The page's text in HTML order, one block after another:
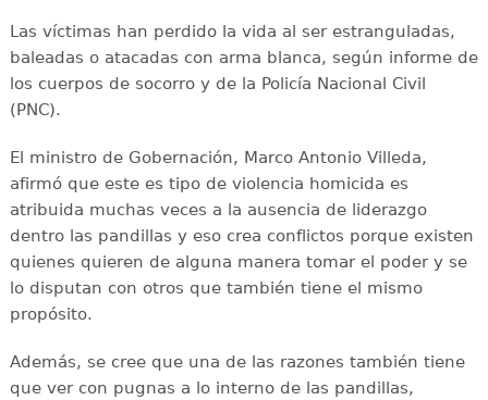
Las víctimas han perdido la vida al ser estranguladas,
baleadas o atacadas con arma blanca, según informe de
los cuerpos de socorro y de la Policía Nacional Civil
(PNC).
El ministro de Gobernación, Marco Antonio Villeda,
afirmó que este es tipo de violencia homicida es
atribuida muchas veces a la ausencia de liderazgo
dentro las pandillas y eso crea conflictos porque existen
quienes quieren de alguna manera tomar el poder y se
lo disputan con otros que también tiene el mismo
propósito.
Además, se cree que una de las razones también tiene
que ver con pugnas a lo interno de las pandillas,